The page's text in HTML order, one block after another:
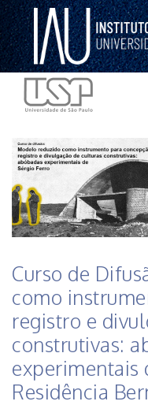
Pular
para
o
conteúdo
Curso de
como
registro e
construtivas:
experimentais
Residência